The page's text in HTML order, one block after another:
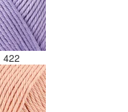
422